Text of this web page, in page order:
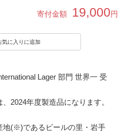
寄付金額 19,000円
気に入りに追加
Lager 部門 世界一 受
2024年度製造品になります。
地(※)であるビールの里・岩手